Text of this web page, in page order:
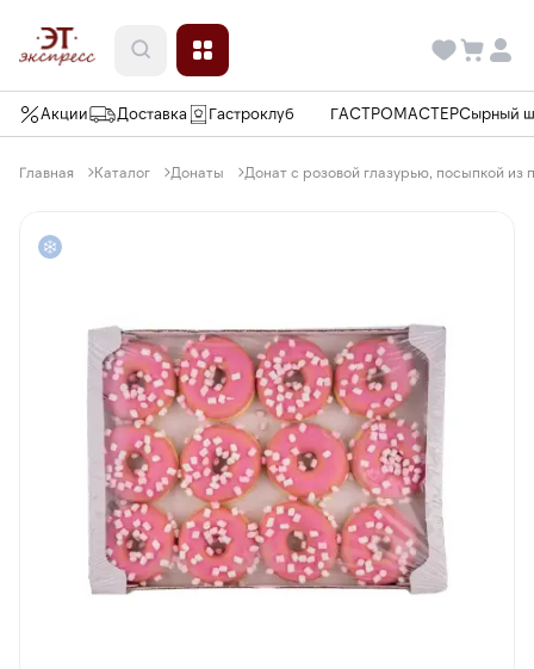
Акции Доставка Гастроклуб ГАСТРОМАСТЕРСырный
Главная Каталог Донаты Донат с розовой глазурью, посыпкой из